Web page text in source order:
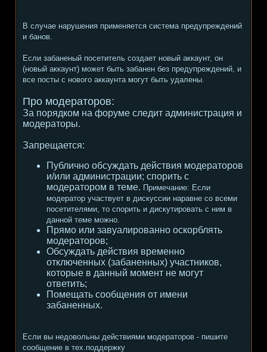
В случае нарушения применяется система предупреждений
и банов.
Если забаненый посетитель создает новый аккаунт, он
(новый аккаунт) может быть забанен без предупреждений, и
все посты с нового аккаунта могут быть удалены.
Про модераторов:
За порядком на форуме следит администрация и
модераторы.
Запрещается:
Публично обсуждать действия модераторов
и/или администрации; спорить с
модератором в теме. Примечание: Если
модератор участвует в дискуссии наравне со всеми
посетителями, то спорить и дискутировать с ним в
данной теме можно.
Прямо или завуалированно оскорблять
модераторов;
Обсуждать действия временно
отключенных (забаненных) участников,
которые в данный момент не могут
ответить;
Помещать сообщения от имени
забаненных.
Если вы недовольны действиями модераторов - пишите
сообщение в тех.поддержку